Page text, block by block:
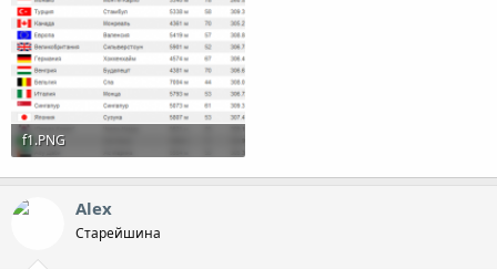
f1.PNG
37.8 KB · Просмотры: 2,195
Alex
Старейшина